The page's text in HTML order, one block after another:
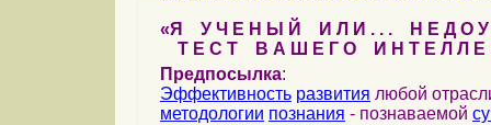
«Я У Ч Е Н Ы Й И Л И . . . Н Е Д О У
Т Е С Т В А Ш Е Г О И Н Т Е Л Л Е
Предпосылка:
Эффективность развития любой
методологии познания - познаваемой